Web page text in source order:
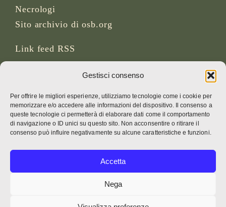
Gestisci consenso
Per offrire le migliori esperienze, utilizziamo tecnologie come i cookie per
memorizzare e/o accedere alle informazioni del dispositivo. Il consenso a
queste tecnologie ci permetterà di elaborare dati come il comportamento
di navigazione o ID unici su questo sito. Non acconsentire o ritirare il
consenso può influire negativamente su alcune caratteristiche e funzioni.
Accetta
Nega
Necrologi
Sito archivio di osb.org
Link feed RSS
CREDITI
Foto della pagina